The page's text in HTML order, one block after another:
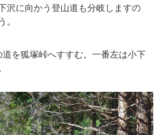
沢に向かう登山道も分岐しますの
。
を狐塚峠へすすむ。一番左は小下